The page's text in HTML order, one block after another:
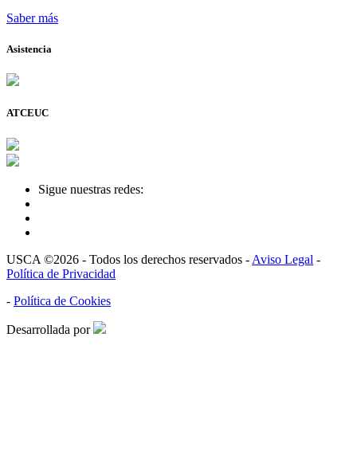
Saber más
Asistencia
ATCEUC
Sigue nuestras redes:
USCA ©2026 - Todos los derechos reservados - Aviso Legal -
Política de Privacidad
- Política de Cookies
Desarrollada por